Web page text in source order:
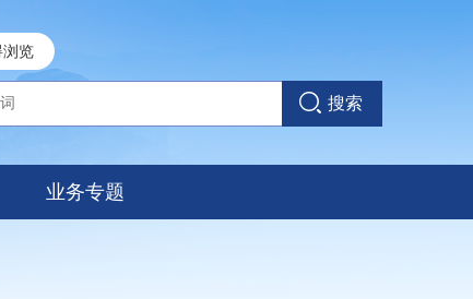
浏览
搜索
业务专题